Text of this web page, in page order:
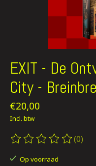
EXIT - De
City -
€20,00
Incl. btw
De beoordeling van dit
(0)
Op voorraad